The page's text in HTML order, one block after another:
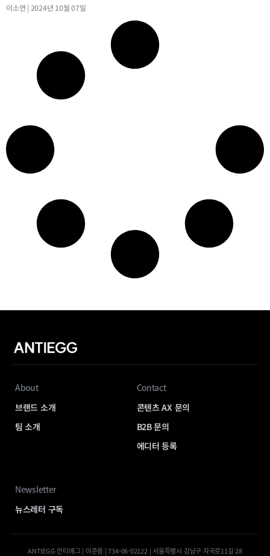
이소연 2024년 10월 07일
About
브랜드 소개
팀 소개
Contact
콘텐츠 AX 문의
B2B 문의
에디터 등록
Newsletter
뉴스레터 구독
ANTIEGG 안티에그 | 이준용 | 734-06-02122 | 서울특별시 강남구 자곡로11길 28